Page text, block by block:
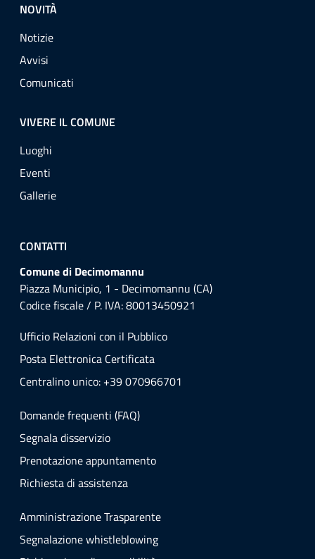
NOVITÀ
Notizie
Avvisi
Comunicati
VIVERE IL COMUNE
Luoghi
Eventi
Gallerie
CONTATTI
Comune di Decimomannu
Piazza Municipio, 1 - Decimomannu (CA)
Codice fiscale / P. IVA: 80013450921
Ufficio Relazioni con il Pubblico
Posta Elettronica Certificata
Centralino unico: +39 070966701
Domande frequenti (FAQ)
Segnala disservizio
Prenotazione appuntamento
Richiesta di assistenza
Amministrazione Trasparente
Segnalazione whistleblowing